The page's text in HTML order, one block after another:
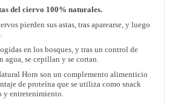
del ciervo 100% naturales.
pierden sus astas, tras aparearse, y luego
en los bosques, y tras un control de
se cepillan y se cortan.
Horn son un complemento alimenticio
de proteína que se utiliza como snack
y entretenimiento.